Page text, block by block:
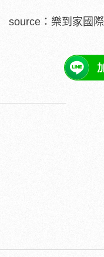
source：樂到家國際